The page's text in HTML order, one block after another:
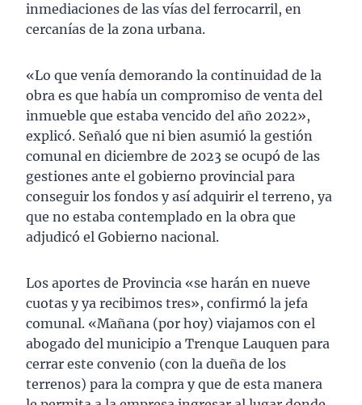
inmediaciones de las vías del ferrocarril, en
cercanías de la zona urbana.
«Lo que venía demorando la continuidad de la
obra es que había un compromiso de venta del
inmueble que estaba vencido del año 2022»,
explicó. Señaló que ni bien asumió la gestión
comunal en diciembre de 2023 se ocupó de las
gestiones ante el gobierno provincial para
conseguir los fondos y así adquirir el terreno, ya
que no estaba contemplado en la obra que
adjudicó el Gobierno nacional.
Los aportes de Provincia «se harán en nueve
cuotas y ya recibimos tres», confirmó la jefa
comunal. «Mañana (por hoy) viajamos con el
abogado del municipio a Trenque Lauquen para
cerrar este convenio (con la dueña de los
terrenos) para la compra y que de esta manera